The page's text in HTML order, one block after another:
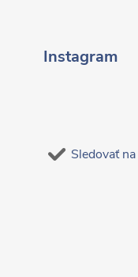
Instagram
Sledovať